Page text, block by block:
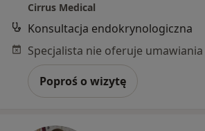
Cirrus Medical
Konsultacja endokrynologiczna
Poproś o wizytę